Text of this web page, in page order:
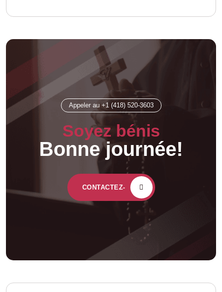
Appeler au +1 (418) 520-3603
Soyez bénis
Bonne journée!
CONTACTEZ-